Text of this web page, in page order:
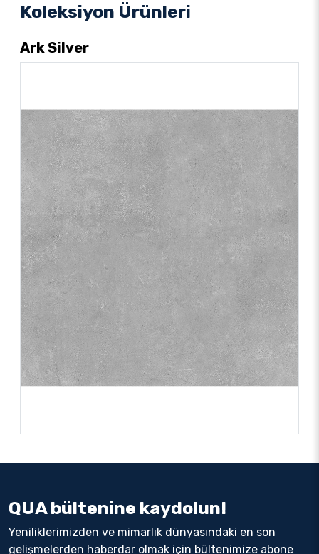
Koleksiyon Ürünleri
Ark Silver
QUA bültenine kaydolun!
Yeniliklerimizden ve mimarlık dünyasındaki en son
gelişmelerden haberdar olmak için bültenimize abone